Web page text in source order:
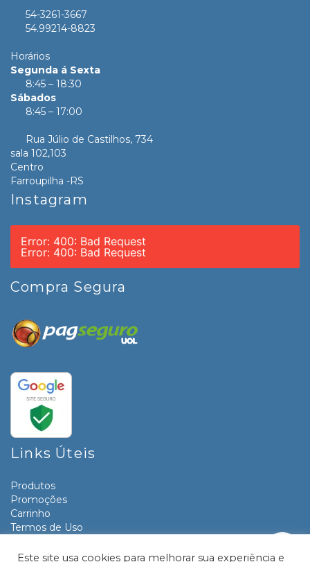
54-3261-3667
54.99214-8823
Horários
Segunda á Sexta
8:45 – 18:30
Sábados
8:45 – 17:00
Rua Júlio de Castilhos, 734
sala 102,103
Centro
Farroupilha -RS
Instagram
Error: 400: Bad Request
Error: 400: Bad Request
Compra Segura
Links Úteis
Produtos
Promoções
Carrinho
Termos de Uso
Contato
Este site usa cookies para melhorar sua experiência e